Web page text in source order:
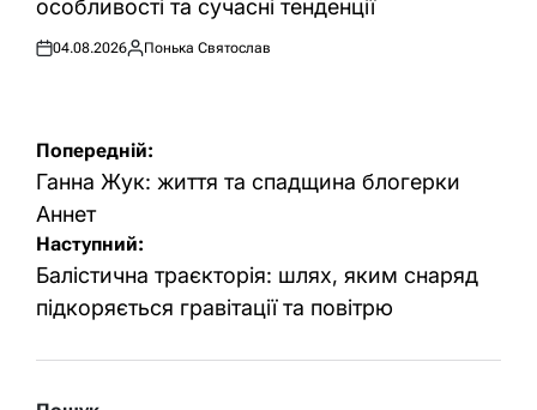
особливості та сучасні тенденції
Оприлюднено
04.08.2026
Опубліковано
Понька Святослав
Навігація
записів
Попередній:
Ганна Жук: життя та спадщина блогерки
Аннет
Наступний:
Балістична траєкторія: шлях, яким снаряд
підкоряється гравітації та повітрю